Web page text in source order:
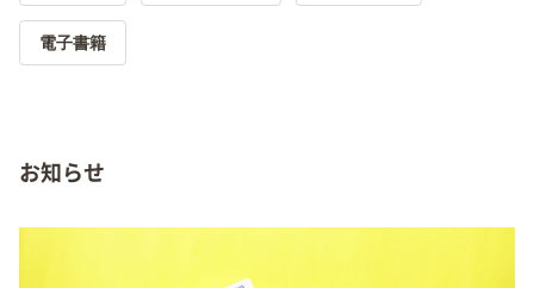
電子書籍
お知らせ